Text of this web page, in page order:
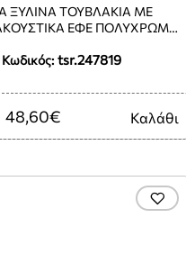
Κωδικός: tsr.247819
ΞΎΛΙΝΑ ΤΟΥΒΛΆΚΙΑ ΜΕ
ΕΦΈ ΠΟΛΎΧΡΩΜΗ
48,60€ Καλάθι